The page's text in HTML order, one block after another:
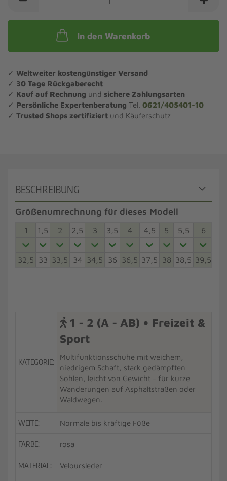
In den Warenkorb
✓ Weltweiter kostengünstiger Versand
✓ 30 Tage Rückgaberecht
✓ Kauf auf Rechnung und sichere Zahlungsarten
✓ Persönliche Expertenberatung Tel. 0621/405401-10
✓ Trusted Shops zertifiziert und Käuferschutz
BESCHREIBUNG
Größenumrechnung für dieses Modell
1 1,5 2 2,5 3 3,5 4 4,5 5 5,5 6
32,5 33 33,5 34 34,5 36 36,5 37,5 38 38,5 39,5
KATEGORIE:
1 - 2 (A - AB) • Freizeit &
Sport
Multifunktionsschuhe mit weichem,
niedrigem Schaft, stark gedämpften
Sohlen, leicht von Gewicht - für kurze
Wanderungen auf Asphaltstraßen oder
Waldwegen.
WEITE: Normale bis kräftige Füße
FARBE: rosa
MATERIAL: Veloursleder